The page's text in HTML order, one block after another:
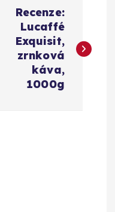
Recenze:
Lucaffé
Exquisit,
zrnková
káva,
1000g